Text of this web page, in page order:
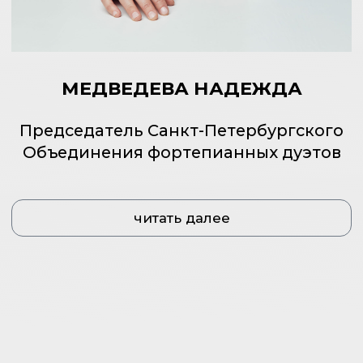
Летняя сцена Мемориального Дома-музея
Исаака Шварца
ПРИОБРЕСТИ БИЛЕТЫ
Музыкальный кинематограф: от